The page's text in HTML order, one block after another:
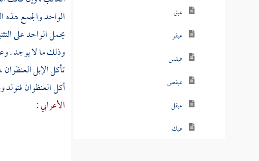
عبق
عبقر
عبقس
عبقص
عبقل
عبك
الواحد والجمع هذه
يحمل الواحد على
وذلك ما لا يوجد .
تأكل الإبل
أكل العنظوان
الأعرابي: